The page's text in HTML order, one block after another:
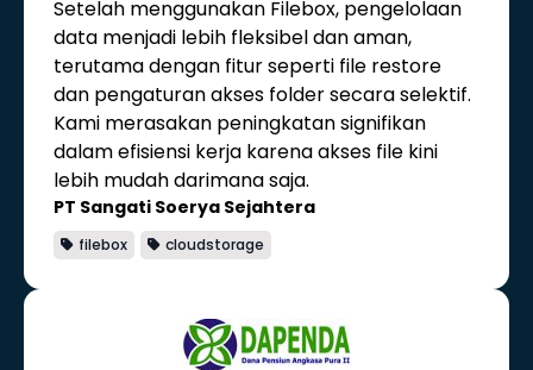
Setelah menggunakan Filebox, pengelolaan
data menjadi lebih fleksibel dan aman,
terutama dengan fitur seperti file restore
dan pengaturan akses folder secara selektif.
Kami merasakan peningkatan signifikan
dalam efisiensi kerja karena akses file kini
lebih mudah darimana saja.
PT Sangati Soerya Sejahtera
filebox cloudstorage